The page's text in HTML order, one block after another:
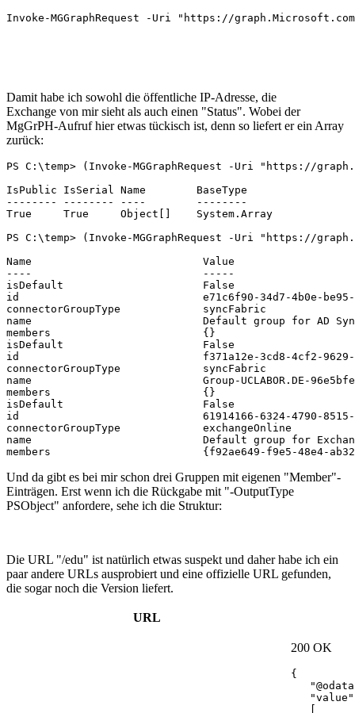
Invoke-MGGraphRequest -Uri "https://graph.Microsoft.com/
Damit habe ich sowohl die öffentliche IP-Adresse, die
Exchange von mir sieht als auch einen "Status". Wobei der
MgGrPH-Aufruf hier etwas tückisch ist, denn so liefert er ein Array
zurück:
PS C:\temp> (Invoke-MGGraphRequest -Uri "https://
IsPublic IsSerial Name        BaseType
-------- -------- ----        --------
True     True     Object[]    System.Array
PS C:\temp> (Invoke-MGGraphRequest -Uri "https://
Name                           Value
----                           -----
isDefault                      False
id                             e71c6f90-34d7-4b0e-be95-
connectorGroupType             syncFabric
name                           Default group for AD
members                        {}
isDefault                      False
id                             f371a12e-3cd8-4cf2-9629-
connectorGroupType             syncFabric
name                           Group-UCLABOR.DE-96e5bfea-
members                        {}
isDefault                      False
id                             61914166-6324-4790-8515-
connectorGroupType             exchangeOnline
name                           Default group for
members                        {f92ae649-f9e5-48e4-ab32-
Und da gibt es bei mir schon drei Gruppen mit eigenen "Member"-
Einträgen. Erst wenn ich die Rückgabe mit "-OutputType
PSObject" anfordere, sehe ich die Struktur:
Die URL "/edu" ist natürlich etwas suspekt und daher habe ich ein
paar andere URLs ausprobiert und eine offizielle URL gefunden,
die sogar noch die Version liefert.
URL
200 OK
{